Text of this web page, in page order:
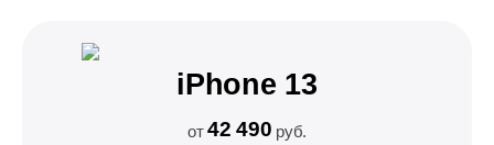
iPhone 13
от42 490 руб.